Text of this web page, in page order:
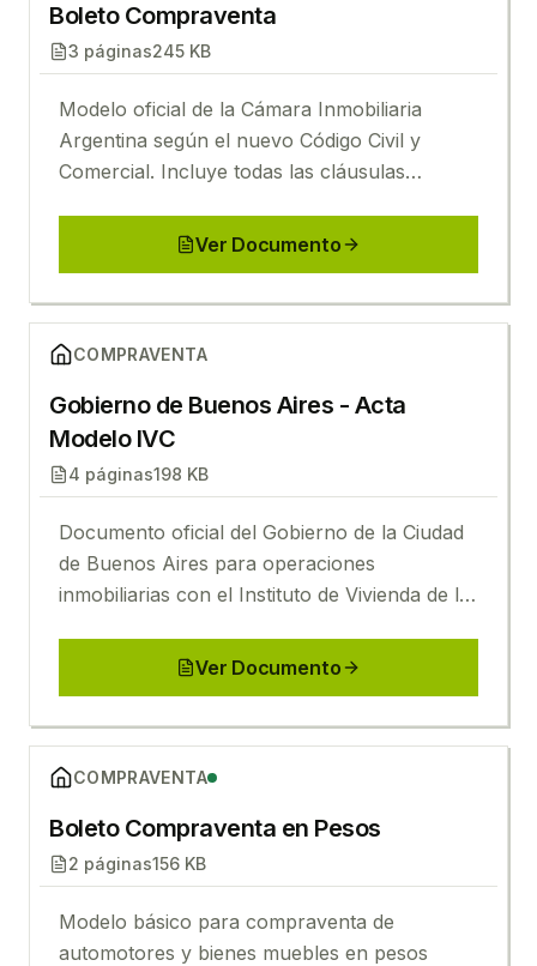
Boleto Compraventa
3 páginas245 KB
Modelo oficial de la Cámara Inmobiliaria
Argentina según el nuevo Código Civil y
Comercial. Incluye todas las cláusulas
Ver Documento
VerGobierno de Buenos Aires - Acta Modelo IVC
COMPRAVENTA
Gobierno de Buenos Aires - Acta
Modelo IVC
4 páginas198 KB
Documento oficial del Gobierno de la Ciudad
de Buenos Aires para operaciones
inmobiliarias con el Instituto de Vivienda de la
Ver Documento
VerBoleto Compraventa en Pesos
COMPRAVENTA
Boleto Compraventa en Pesos
2 páginas156 KB
Modelo básico para compraventa de
automotores y bienes muebles en pesos